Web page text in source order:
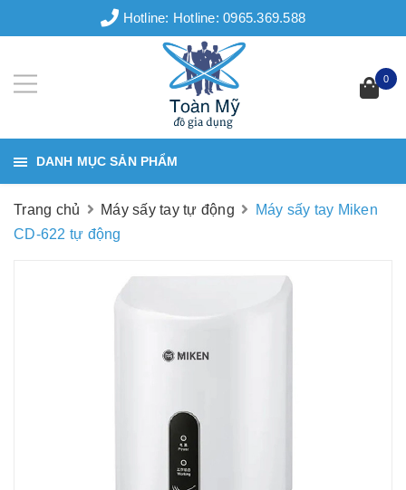
Hotline: Hotline: 0965.369.588
0
DANH MỤC SẢN PHẨM
Trang chủ Máy sấy tay tự động
Máy sấy tay Miken
CD-622 tự động